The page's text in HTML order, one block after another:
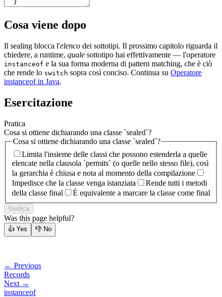
Cosa viene dopo
Il sealing blocca l'elenco dei sottotipi. Il prossimo capitolo riguarda il
chiedere, a runtime, quale sottotipo hai effettivamente — l'operatore
instanceof e la sua forma moderna di pattern matching, che è ciò
che rende lo switch sopra così conciso. Continua su Operatore
instanceof in Java.
Esercitazione
Pratica
Cosa si ottiene dichiarando una classe `sealed`?
Cosa si ottiene dichiarando una classe `sealed`?
Limita l'insieme delle classi che possono estenderla a quelle
elencate nella clausola `permits` (o quelle nello stesso file), così
la gerarchia è chiusa e nota al momento della compilazione
Impedisce che la classe venga istanziata
Rende tutti i metodi
della classe final
È equivalente a marcare la classe come final
Verifica
Was this page helpful?
👍 Yes 👎 No
← Previous
Records
Next →
instanceof